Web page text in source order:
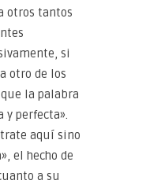
otros tantos
si
otro de los
la palabra
y perfecta».
aquí sino
el hecho de
a su